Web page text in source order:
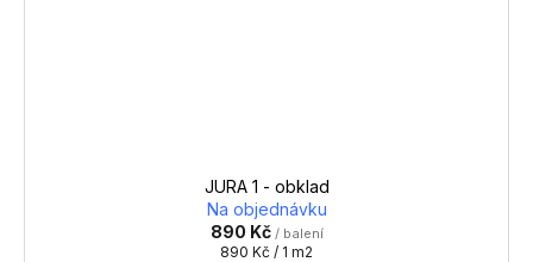
JURA 1 - obklad
Na objednávku
890 Kč / balení
Měrná
890 Kč / 1 m2